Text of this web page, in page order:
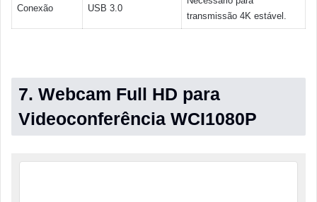
Conexão USB 3.0
transmissão 4K estável.
7. Webcam Full HD para
Videoconferência WCI1080P